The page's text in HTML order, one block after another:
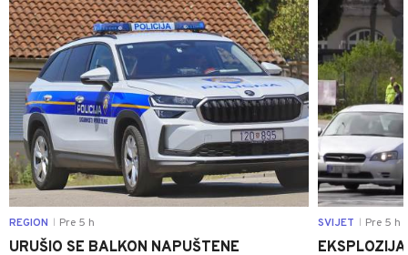
REGION Pre 5 h
URUŠIO SE BALKON NAPUŠTENE
SVIJET Pre 5 h